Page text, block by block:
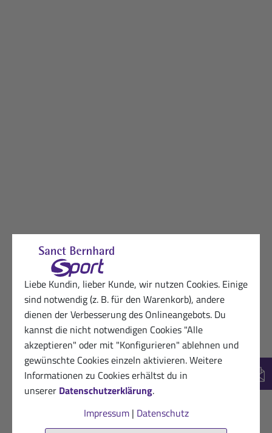
Liebe Kundin, lieber Kunde, wir nutzen Cookies. Einige
sind notwendig (z. B. für den Warenkorb), andere
dienen der Verbesserung des Onlineangebots. Du
kannst die nicht notwendigen Cookies "Alle
akzeptieren" oder mit "Konfigurieren" ablehnen und
gewünschte Cookies einzeln aktivieren. Weitere
Informationen zu Cookies erhältst du in
unserer Datenschutzerklärung.
Impressum| Datenschutz